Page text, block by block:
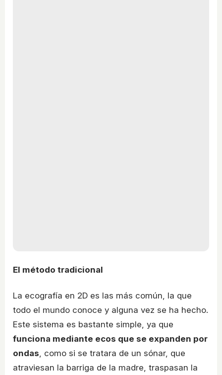
El método tradicional
La ecografía en 2D es las más común, la que
todo el mundo conoce y alguna vez se ha hecho.
Este sistema es bastante simple, ya que
funciona mediante ecos que se expanden por
ondas , como si se tratara de un sónar, que
atraviesan la barriga de la madre, traspasan la